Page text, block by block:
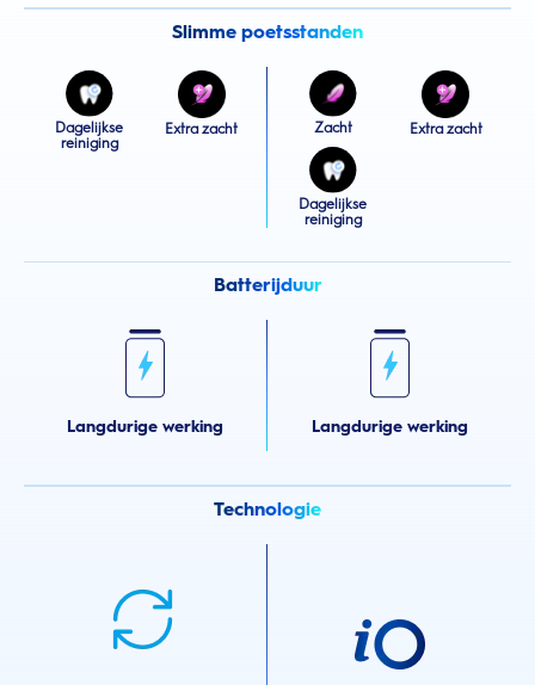
Slimme poetsstanden
Dagelijkse
reiniging
Extra zacht Zacht Extra zacht
Dagelijkse
reiniging
Batterijduur
Langdurige werking Langdurige werking
Technologie